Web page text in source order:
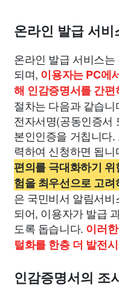
온라인 발급 서비
온라인 발급 서비스
되며, 이용자는 PC에
해 인감증명서를 간
절차는 다음과 같습
전자서명(공동인증서
본인인증을 거칩니다
력하여 신청하면 됩니
편의를 극대화하기
험을 최우선으로 고
은 국민비서 알림서
되어, 이용자가 발급
도록 돕습니다. 이러
털화를 한층 더 발전
인감증명서의 조